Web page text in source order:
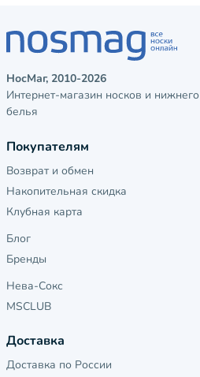
НосМаг, 2010-2026
Интернет-магазин носков и нижнего
белья
Покупателям
Возврат и обмен
Накопительная скидка
Клубная карта
Блог
Бренды
Нева-Сокс
MSCLUB
Доставка
Доставка по России